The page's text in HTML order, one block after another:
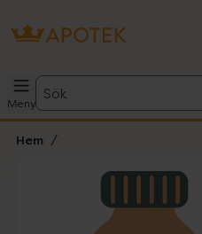
Meny
Sök
Hem
Lista: . Innehåller